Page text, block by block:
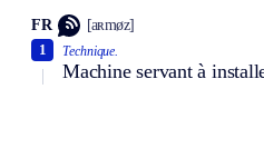
FR [aʀmøz]
Technique.
Machine servant à
1